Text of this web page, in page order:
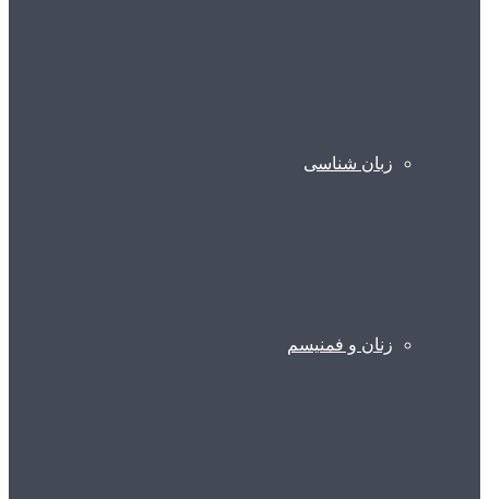
زبان شناسی
زنان و فمنیسم